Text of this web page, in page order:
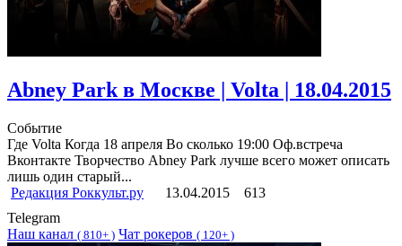
Abney Park в Москве | Volta | 18.04.2015
Событие
Где Volta Когда 18 апреля Во сколько 19:00 Оф.встреча
Вконтакте Творчество Abney Park лучше всего может описать
лишь один старый...
Редакция Роккульт.ру
13.04.2015
613
Telegram
Наш канал ( 810+ ) Чат рокеров ( 120+ )